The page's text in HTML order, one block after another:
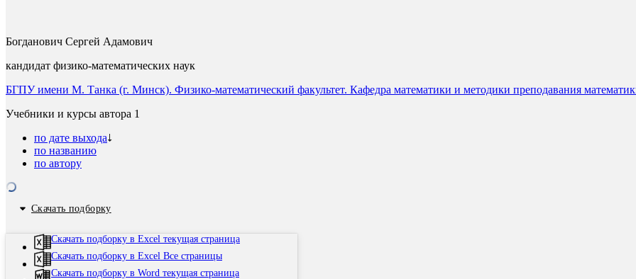
Богданович Сергей Адамович
кандидат физико-математических наук
БГПУ имени М. Танка (г. Минск). Физико-математический факультет. Кафедра математики и методики преподавания
Учебники и курсы автора 1
по дате выхода
по названию
по автору
Скачать подборку
Скачать подборку в Excel текущая страница
Скачать подборку в Excel Все страницы
Скачать подборку в Word текущая страница